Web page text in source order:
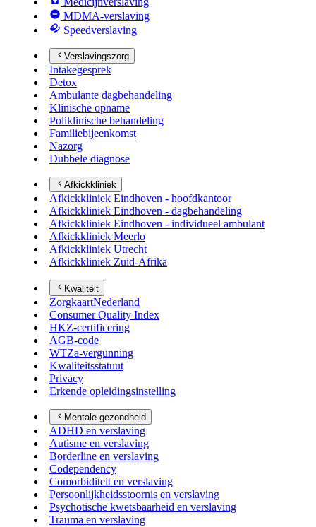
MDMA-verslaving
Speedverslaving
Verslavingszorg
Intakegesprek
Detox
Ambulante dagbehandeling
Klinische opname
Poliklinische behandeling
Familiebijeenkomst
Nazorg
Dubbele diagnose
Afkickkliniek
Afkickkliniek Eindhoven - hoofdkantoor
Afkickkliniek Eindhoven - dagbehandeling
Afkickkliniek Eindhoven - individueel ambulant
Afkickkliniek Meerlo
Afkickkliniek Utrecht
Afkickkliniek Zuid-Afrika
Kwaliteit
ZorgkaartNederland
Consumer Quality Index
HKZ-certificering
AGB-code
WTZa-vergunning
Kwaliteitsstatuut
Privacy
Erkende opleidingsinstelling
Mentale gezondheid
ADHD en verslaving
Autisme en verslaving
Borderline en verslaving
Codependency
Comorbiditeit en verslaving
Persoonlijkheidsstoornis en verslaving
Psychotische kwetsbaarheid en verslaving
Trauma en verslaving